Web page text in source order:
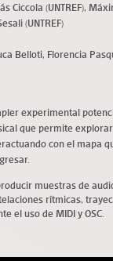
Ciccola (UNTREF),
(UNTREF)
Belloti, Florencia
experimental
que permite
con el mapa
muestras de
rítmicas,
el uso de MIDI y OSC.